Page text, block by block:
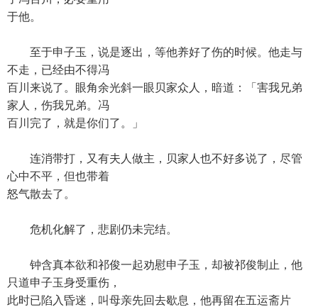
于他。
至于申子玉，说是逐出，等他养好了伤的时候。他走与
不走，已经由不得冯
百川来说了。眼角余光斜一眼贝家众人，暗道：「害我兄弟
家人，伤我兄弟。冯
百川完了，就是你们了。」
连消带打，又有夫人做主，贝家人也不好多说了，尽管
心中不平，但也带着
怒气散去了。
危机化解了，悲剧仍未完结。
钟含真本欲和祁俊一起劝慰申子玉，却被祁俊制止，他
只道申子玉身受重伤，
此时已陷入昏迷，叫母亲先回去歇息，他再留在五运斋片